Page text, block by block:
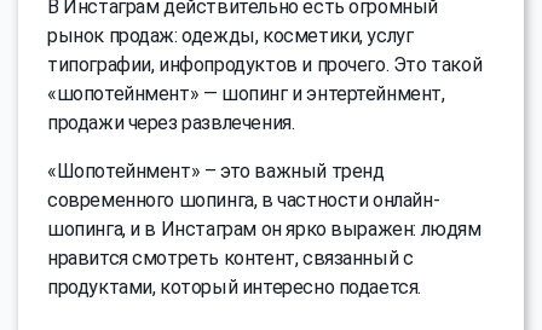
В Инстаграм действительно есть огромный
рынок продаж: одежды, косметики, услуг
типографии, инфопродуктов и прочего. Это такой
«шопотейнмент» — шопинг и энтертейнмент,
продажи через развлечения.
«Шопотейнмент» – это важный тренд
современного шопинга, в частности онлайн-
шопинга, и в Инстаграм он ярко выражен: людям
нравится смотреть контент, связанный с
продуктами, который интересно подается.